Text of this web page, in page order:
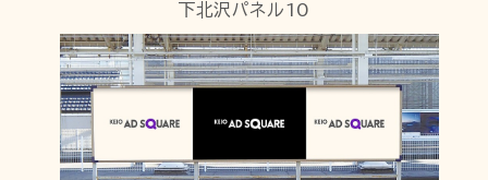
下北沢パネル10